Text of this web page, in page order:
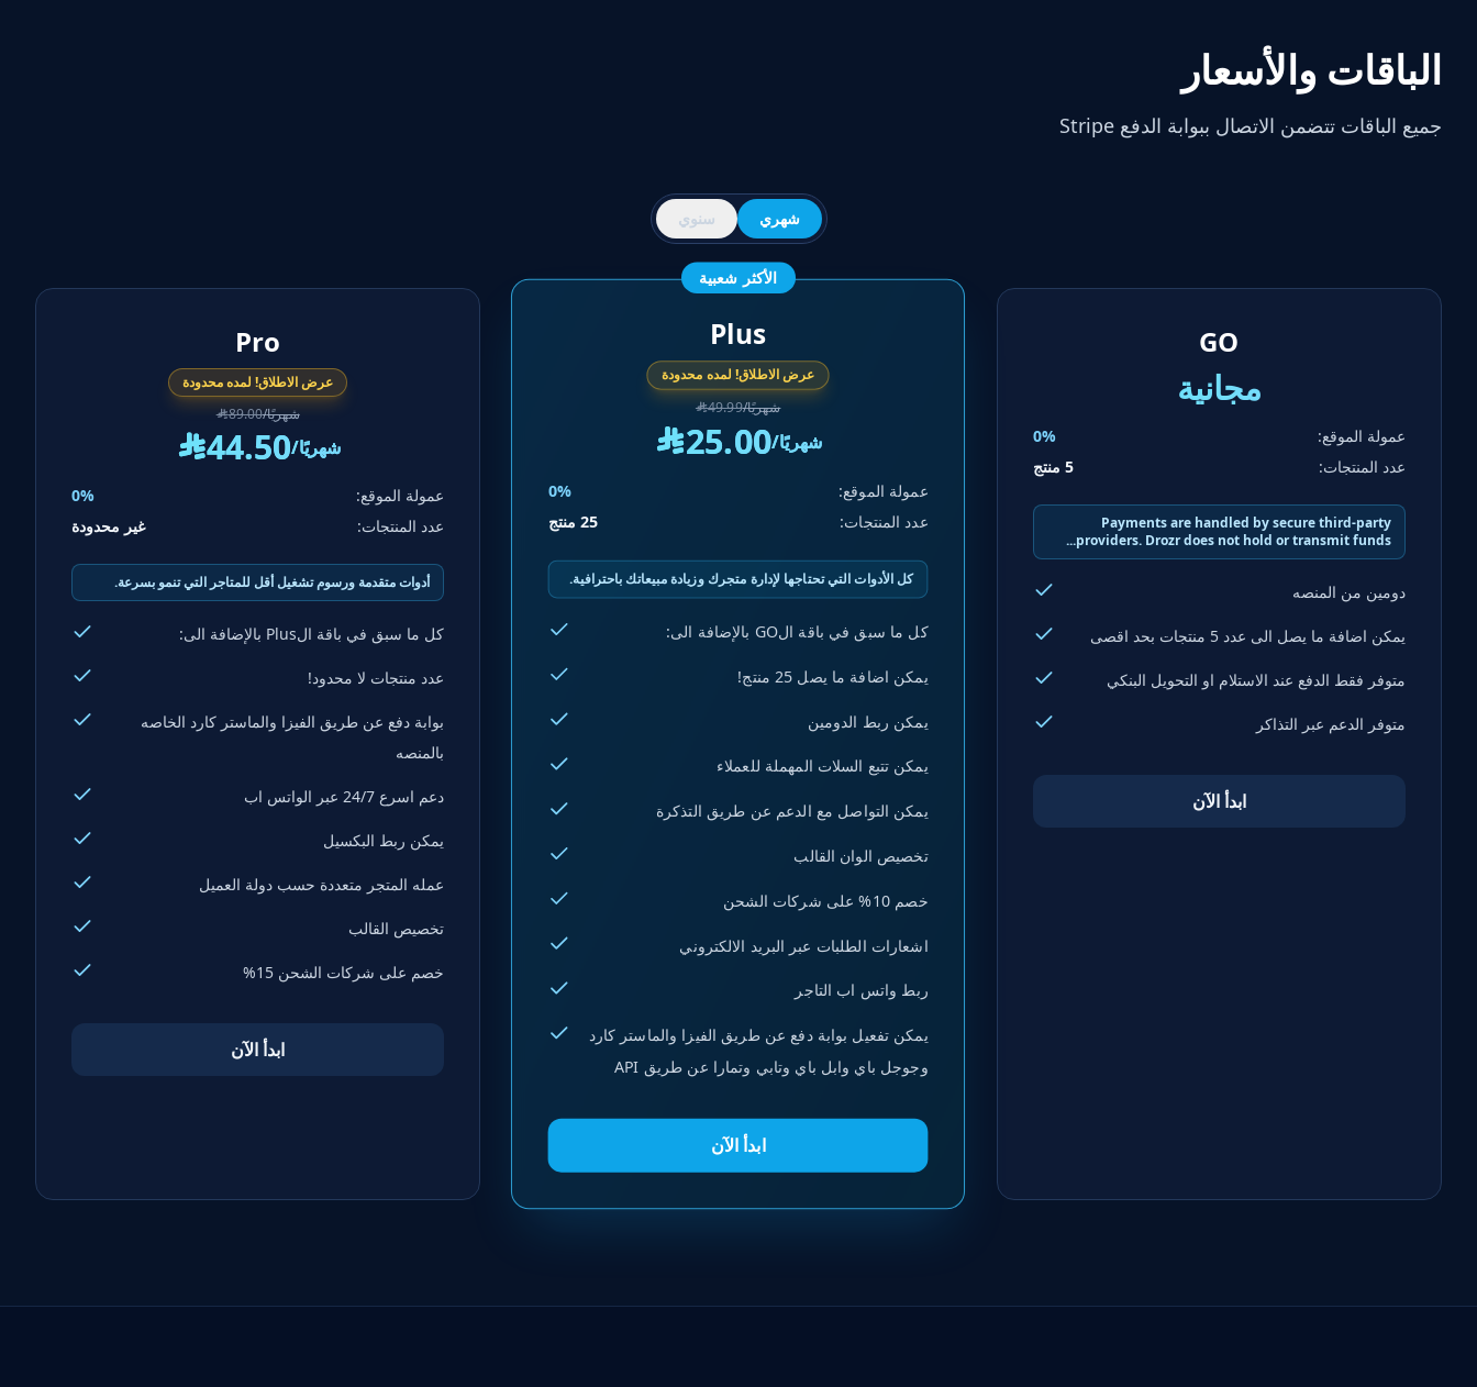
الباقات والأسعار
جميع الباقات تتضمن الاتصال ببوابة الدفع Stripe
شهري سنوي
GO
مجانية
عمولة الموقع:
0%
عدد المنتجات:
5 منتج
Payments are handled by secure third-party
providers. Drozr does not hold or transmit funds...
دومين من المنصه
يمكن اضافة ما يصل الى عدد 5 منتجات بحد اقصى
متوفر فقط الدفع عند الاستلام او التحويل البنكي
متوفر الدعم عبر التذاكر
ابدأ الآن
الأكثر شعبية
Plus
عرض الاطلاق! لمده محدودة
^49.99 /شهريًا
^25.00 /شهريًا
عمولة الموقع:
0%
عدد المنتجات:
25 منتج
كل الأدوات التي تحتاجها لإدارة متجرك وزيادة مبيعاتك باحترافية.
كل ما سبق في باقة الGO بالإضافة الى:
يمكن اضافة ما يصل 25 منتج!
يمكن ربط الدومين
يمكن تتبع السلات المهملة للعملاء
يمكن التواصل مع الدعم عن طريق التذكرة
تخصيص الوان القالب
خصم 10% على شركات الشحن
اشعارات الطلبات عبر البريد الالكتروني
ربط واتس اب التاجر
يمكن تفعيل بوابة دفع عن طريق الفيزا والماستر كارد
وجوجل باي وابل باي وتابي وتمارا عن طريق API
ابدأ الآن
Pro
عرض الاطلاق! لمده محدودة
^89.00 /شهريًا
^44.50 /شهريًا
عمولة الموقع:
0%
عدد المنتجات:
غير محدودة
أدوات متقدمة ورسوم تشغيل أقل للمتاجر التي تنمو بسرعة.
كل ما سبق في باقة الPlus بالإضافة الى:
عدد منتجات لا محدود!
بوابة دفع عن طريق الفيزا والماستر كارد الخاصه
بالمنصه
دعم اسرع 24/7 عبر الواتس اب
يمكن ربط البكسيل
عمله المتجر متعددة حسب دولة العميل
تخصيص القالب
خصم على شركات الشحن 15%
ابدأ الآن